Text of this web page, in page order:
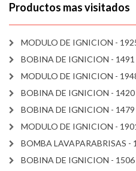
Productos mas visitados
MODULO DE IGNICION -
BOBINA DE IGNICION - 1491
MODULO DE IGNICION -
BOBINA DE IGNICION - 1420
BOBINA DE IGNICION - 1479
MODULO DE IGNICION -
BOMBA LAVAPARABRISAS -
BOBINA DE IGNICION - 1506